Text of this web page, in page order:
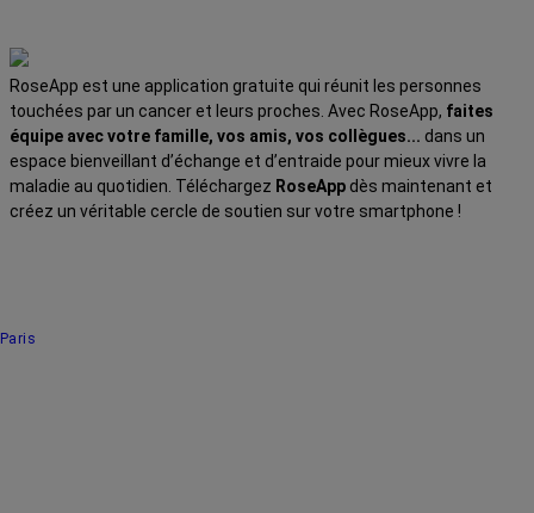
RoseApp est une application gratuite qui réunit les personnes
touchées par un cancer et leurs proches. Avec RoseApp, faites
équipe avec votre famille, vos amis, vos collègues... dans un
espace bienveillant d’échange et d’entraide pour mieux vivre la
maladie au quotidien. Téléchargez RoseApp dès maintenant et
créez un véritable cercle de soutien sur votre smartphone !
Paris